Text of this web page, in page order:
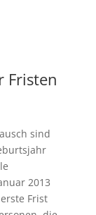
Fristen
sind
2013
Frist